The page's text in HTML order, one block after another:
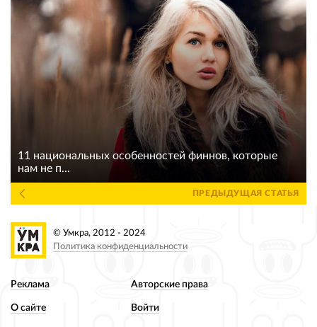
11 национальных особенностей финнов, которые
нам не п...
ПРЕДЫДУЩАЯ СТАТЬЯ
Реклама Авторские права
О сайте Войти
© Умкра, 2012 - 2024
Политика конфиденциальности